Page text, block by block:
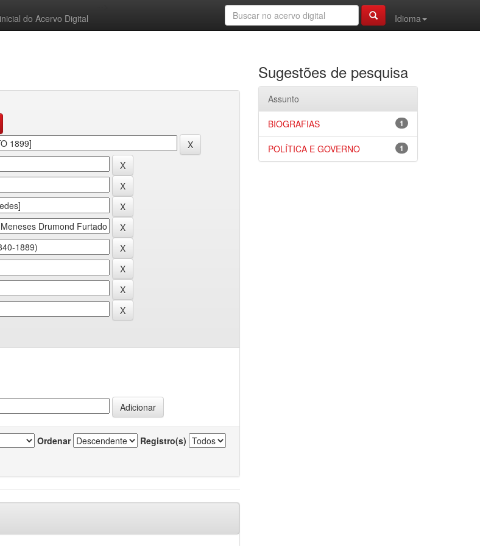
do Acervo Digital
Idioma
Ordenar Registro(s)
Sugestões de pesquisa
Assunto
1
BIOGRAFIAS
1
POLÍTICA E GOVERNO